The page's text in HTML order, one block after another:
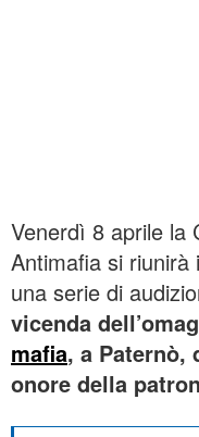
Venerdì 8 aprile la
Antimafia si
una serie di
vicenda
mafia, a Paternò,
onore della